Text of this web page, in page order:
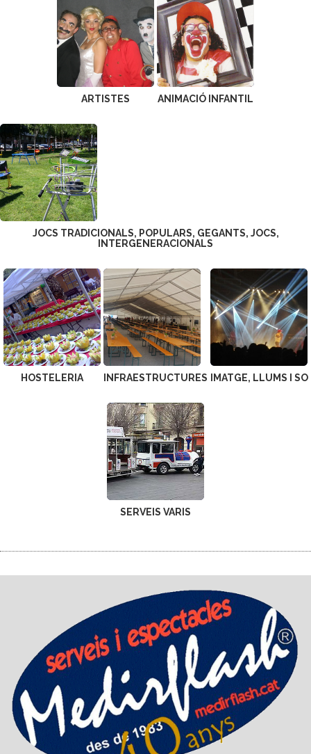
ARTISTES ANIMACIÓ INFANTIL
JOCS TRADICIONALS, POPULARS, GEGANTS, JOCS,
INTERGENERACIONALS
HOSTELERIA INFRAESTRUCTURES IMATGE, LLUMS I SO
SERVEIS VARIS